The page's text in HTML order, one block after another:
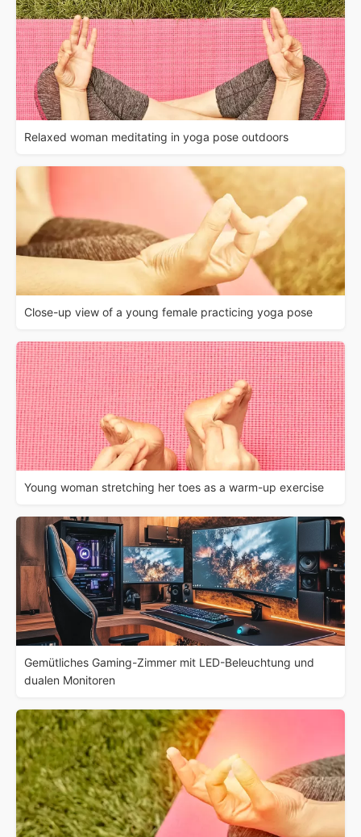
Relaxed woman meditating in yoga pose outdoors
Close-up view of a young female practicing yoga pose
Young woman stretching her toes as a warm-up exercise
Gemütliches Gaming-Zimmer mit LED-Beleuchtung und
dualen Monitoren